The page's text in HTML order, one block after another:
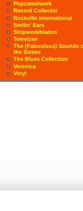
Popzamelwerk
Record Collector
Rockville International
Smilin' Ears
Stripweekbladen
Televizier
The (Faboulous) Sounds
the Sixties
The Blues Collection
Veronica
Vinyl